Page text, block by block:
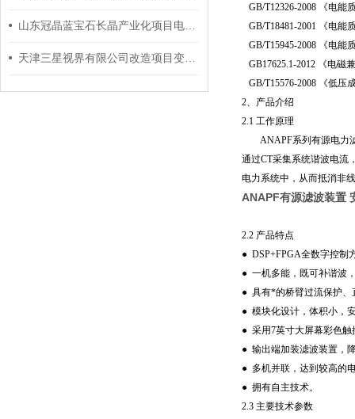
山东冠晶蓝宝石长晶产业化项目电力监控系统的设计与应用
天津三星视界有限公司改造项目变电所运维云平台项目的研究应用
GB/T12326-2008 《电能
GB/T18481-2001 《电能
GB/T15945-2008 《电能
GB17625.1-2012 《电磁
GB/T15576-2008 《低压
2、产品介绍
2.1 工作原理
ANAPF系列有源电力滤
通过CT采集系统谐波电流
电力系统中，从而抵消非
ANAPF有源滤波装置
2.2 产品特点
● DSP+FPGA全数字控制
● 一机多能，既可补谐波
● 具有*的桥臂过流保护、
● 模块化设计，体积小，
● 采用7英寸大屏幕彩色
● 输出端加装滤波装置，
● 多机并联，达到较高的
● 拥有自主技术。
2.3 主要技术参数